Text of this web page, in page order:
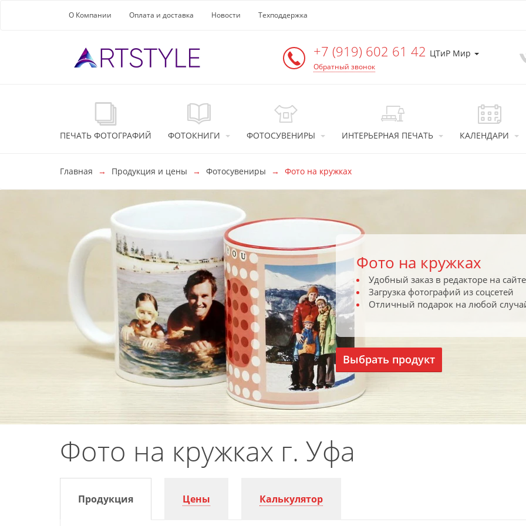
Перейти к основной информации
О Компании Оплата и доставка Новости Техподдержка
+7 (919) 602 61 42 ЦТиР Мир
Обратный звонок
ПЕЧАТЬ ФОТОГРАФИЙ ФОТОКНИГИ ФОТОСУВЕНИРЫ ИНТЕРЬЕРНАЯ ПЕЧАТЬ КАЛЕНДАРИ
Главная Продукция и цены Фотосувениры Фото на кружках
Фото на кружках
Удобный заказ в редакторе на сайте
Загрузка фотографий из соцсетей
Отличный подарок на любой
Выбрать продукт
Фото на кружках г. Уфа
Продукция Цены Калькулятор